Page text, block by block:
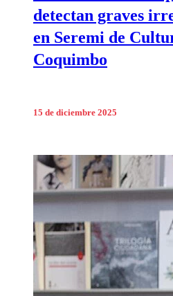
detectan graves
en Seremi de
Coquimbo
15 de diciembre 2025